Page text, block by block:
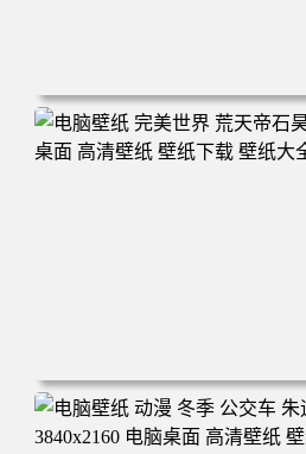
电脑壁纸 动漫 无限 罗小黑 罗小黑
鹿野师姐 电脑桌面 高清壁纸 壁纸
电脑壁纸 完美世界 荒天帝石昊 4K
高清壁纸 壁纸下载 壁纸大全